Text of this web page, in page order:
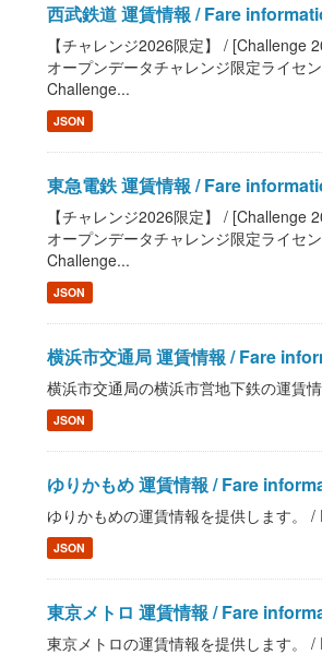
西武鉄道 運賃情報 / Fare
【チャレンジ2026限定】 /
オープンデータチャレンジ限定ライセ
Challenge...
JSON
東急電鉄 運賃情報 / Fare
【チャレンジ2026限定】 / [Challenge
オープンデータチャレンジ限定ライセ
Challenge...
JSON
横浜市交通局 運賃情報 / Fare
横浜市交通局の横浜市営地下鉄の運賃
JSON
ゆりかもめ 運賃情報 / Fare
ゆりかもめの運賃情報を提供します。
JSON
東京メトロ 運賃情報 / Fare
東京メトロの運賃情報を提供します。